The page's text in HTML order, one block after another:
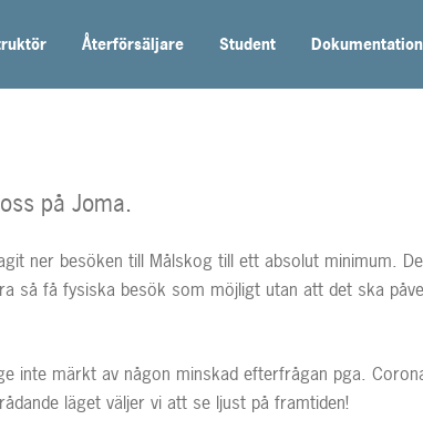
Återförsäljare Student Dokumentation
på Joma.
ner besöken till Målskog till ett absolut minimum.
så få fysiska besök som möjligt utan att det ska
inte märkt av någon minskad efterfrågan pga.
läget väljer vi att se ljust på framtiden!